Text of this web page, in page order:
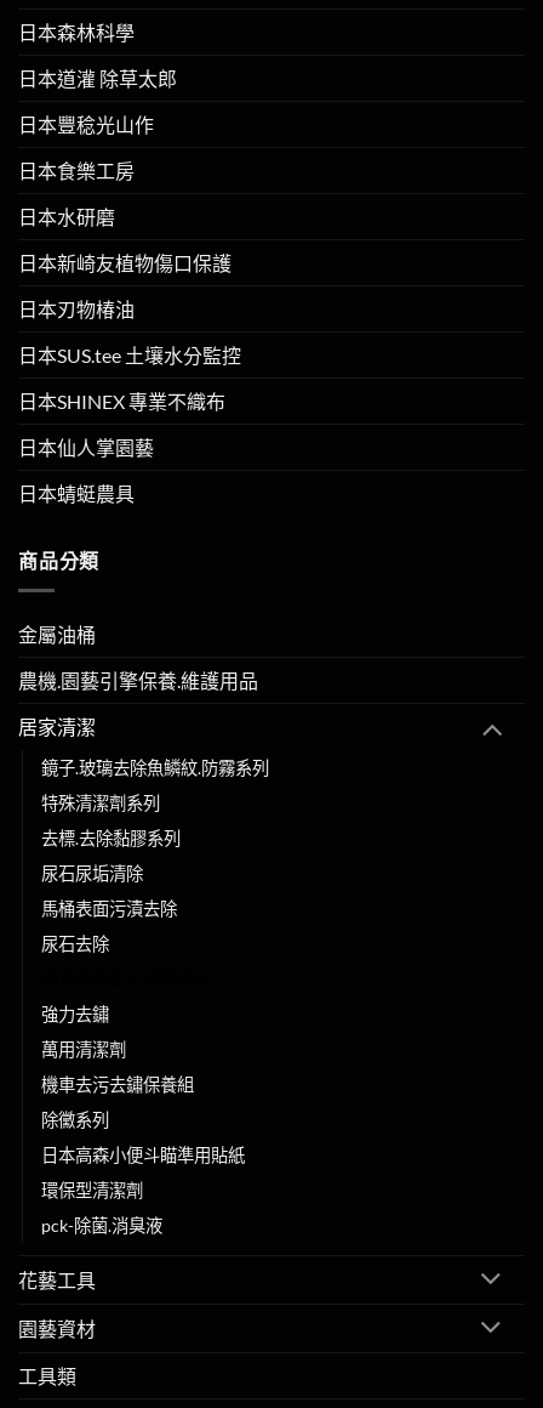
日本森林科學
日本道灌 除草太郎
日本豐稔光山作
日本食樂工房
日本水研磨
日本新崎友植物傷口保護
日本刃物椿油
日本SUS.tee 土壤水分監控
日本SHINEX 專業不織布
日本仙人掌園藝
日本蜻蜓農具
商品分類
金屬油桶
農機.園藝引擎保養.維護用品
居家清潔
鏡子.玻璃去除魚鱗紋.防霧系列
特殊清潔劑系列
去標.去除黏膠系列
尿石尿垢清除
馬桶表面污漬去除
尿石去除
強力去鏽
萬用清潔劑
機車去污去鏽保養組
除黴系列
日本高森小便斗瞄準用貼紙
環保型清潔劑
pck-除菌.消臭液
花藝工具
園藝資材
工具類